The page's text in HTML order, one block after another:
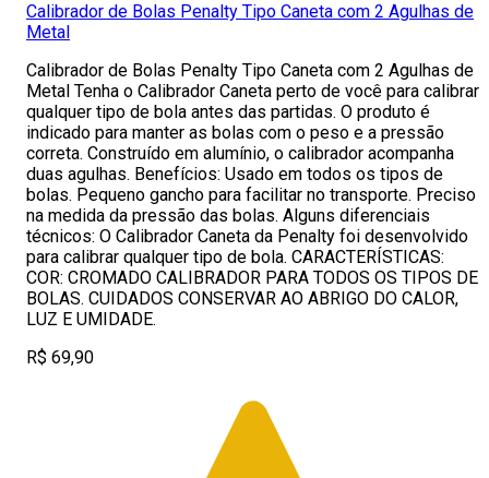
Calibrador de Bolas Penalty Tipo Caneta com 2 Agulhas de
Metal
Calibrador de Bolas Penalty Tipo Caneta com 2 Agulhas de
Metal Tenha o Calibrador Caneta perto de você para calibrar
qualquer tipo de bola antes das partidas. O produto é
indicado para manter as bolas com o peso e a pressão
correta. Construído em alumínio, o calibrador acompanha
duas agulhas. Benefícios: Usado em todos os tipos de
bolas. Pequeno gancho para facilitar no transporte. Preciso
na medida da pressão das bolas. Alguns diferenciais
técnicos: O Calibrador Caneta da Penalty foi desenvolvido
para calibrar qualquer tipo de bola. CARACTERÍ­STICAS:
COR: CROMADO CALIBRADOR PARA TODOS OS TIPOS DE
BOLAS. CUIDADOS CONSERVAR AO ABRIGO DO CALOR,
LUZ E UMIDADE.
R$ 69,90